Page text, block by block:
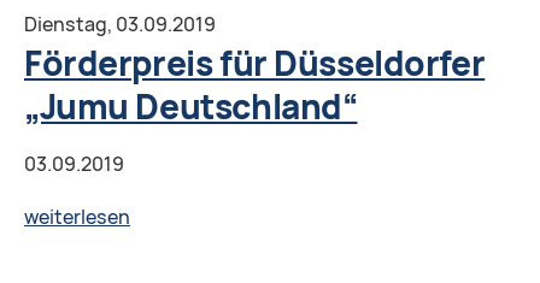
DABEI":
Воркшоп
«Информация
и
Dienstag, 03.09.2019
Förderpreis für Düsseldorfer
„Jumu Deutschland“
03.09.2019
weiterlesen